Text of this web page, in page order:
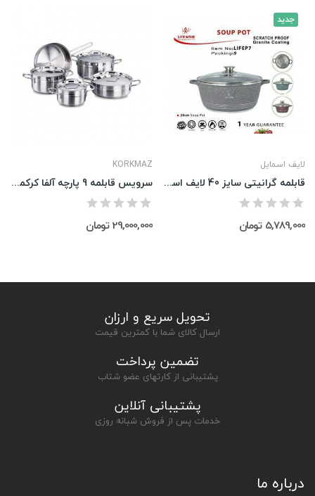
KORKMAZ
سرویس قابلمه 9 پارچه آلفا کرکماز مدل A1660
29,000,000 تومان
جدید
لایف اسمایل
قابلمه گرانیتی سایز 40 لایف اسمایل مدل P7-40
5,789,000 تومان
تحویل سریع و ارزان
ارسال کالای شما با کمترین قیمت
تضمین پرداخت
پشتیبانی از کارتهای عضو شتاب
پشتیبانی آنلاین
خدمات پس از فروش شبانه روزی
درباره ما